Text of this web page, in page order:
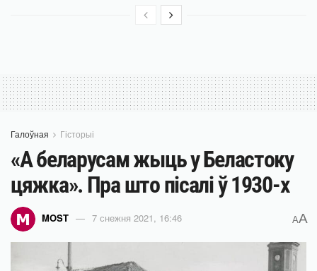
Галоўная Гісторыі
«А беларусам жыць у Беластоку
цяжка». Пра што пісалі ў 1930-х
MOST 7 снежня 2021, 16:46 AA